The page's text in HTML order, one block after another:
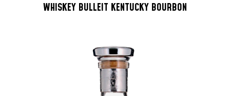
WHISKEY BULLEIT KENTUCKY BOURBON